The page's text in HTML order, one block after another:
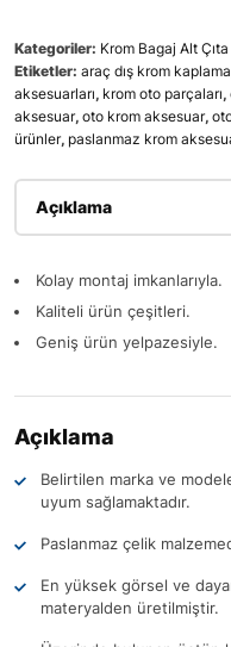
Kategoriler: Krom Bagaj Alt Çıta
Etiketler: araç dış krom kaplama
aksesuarları, krom oto parçaları,
aksesuar, oto krom aksesuar,
ürünler, paslanmaz krom
Açıklama
Kolay montaj imkanlarıyla.
Kaliteli ürün çeşitleri.
Geniş ürün yelpazesiyle.
Açıklama
Belirtilen marka ve
uyum sağlamaktadır.
Paslanmaz çelik
En yüksek görsel ve
materyalden üretilmiştir.